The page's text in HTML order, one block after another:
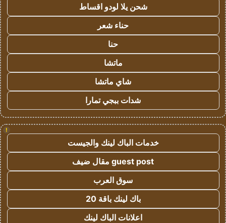
شحن يلا لودو اقساط
حناء شعر
حنا
ماتشا
شاي ماتشا
شدات ببجي تمارا
!
خدمات الباك لينك والجيست
guest post مقال ضيف
سوق العرب
باك لينك باقة 20
اعلانات الباك لينك